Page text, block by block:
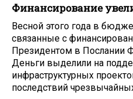
Финансирование
Весной этого года в
связанные с
Президентом в Послании
Деньги выделили на
инфраструктурных
последствий